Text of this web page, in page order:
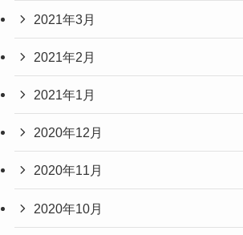
2021年3月
2021年2月
2021年1月
2020年12月
2020年11月
2020年10月